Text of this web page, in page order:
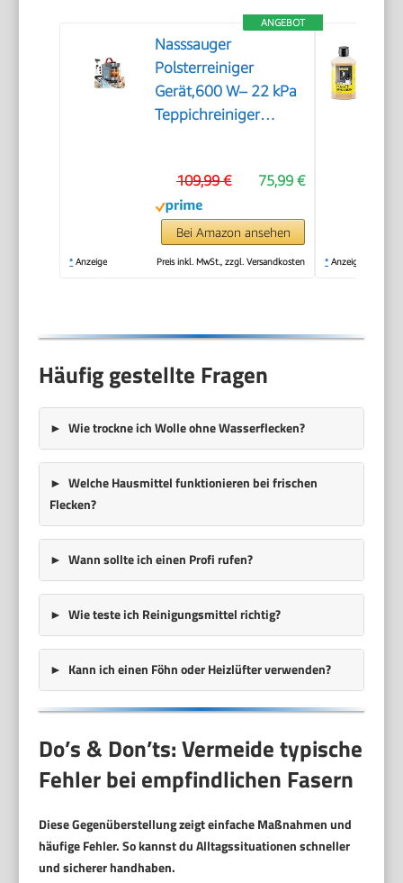
ANGEBOT
Nasssauger
Polsterreiniger
Gerät,600 W– 22 kPa
Teppichreiniger
75,99 €
109,99 €
Bei Amazon ansehen
* Anzeige Preis inkl. MwSt., zzgl. Versandkosten * Anzeige
Häufig gestellte Fragen
Wie trockne ich Wolle ohne Wasserflecken?
Welche Hausmittel funktionieren bei frischen
Flecken?
Wann sollte ich einen Profi rufen?
Wie teste ich Reinigungsmittel richtig?
Kann ich einen Föhn oder Heizlüfter verwenden?
Do’s & Don’ts: Vermeide typische
Fehler bei empfindlichen Fasern
Diese Gegenüberstellung zeigt einfache Maßnahmen und
häufige Fehler. So kannst du Alltagssituationen schneller
und sicherer handhaben.